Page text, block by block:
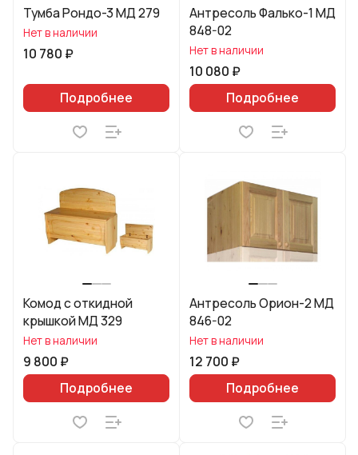
Тумба Рондо-3 МД 279
Нет в наличии
10 780 ₽
Подробнее
Антресоль Фалько-1 МД
848-02
Нет в наличии
10 080 ₽
Подробнее
Комод с откидной
крышкой МД 329
Нет в наличии
9 800 ₽
Подробнее
Антресоль Орион-2 МД
846-02
Нет в наличии
12 700 ₽
Подробнее